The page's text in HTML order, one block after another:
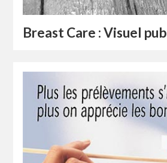
Breast Care : Visuel pub